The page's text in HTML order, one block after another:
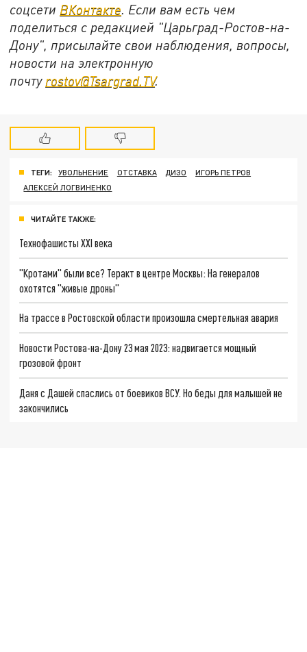
соцсети ВКонтакте . Если вам есть чем
поделиться с редакцией "Царьград-Ростов-на-
Дону", присылайте свои наблюдения, вопросы,
новости на электронную
почту rostov@Tsargrad.ТV.
ТЕГИ: УВОЛЬНЕНИЕ ОТСТАВКА ДИЗО
ИГОРЬ ПЕТРОВ
АЛЕКСЕЙ ЛОГВИНЕНКО
ЧИТАЙТЕ ТАКЖЕ:
Технофашисты XXI века
"Кротами" были все? Теракт в центре Москвы: На генералов
охотятся "живые дроны"
На трассе в Ростовской области произошла смертельная авария
Новости Ростова-на-Дону 23 мая 2023: надвигается мощный
грозовой фронт
Даня с Дашей спаслись от боевиков ВСУ. Но беды для малышей не
закончились